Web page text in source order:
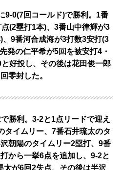
9-0(7回コールド)で勝利。1番
(2塁打1本)、3番山中律輝が3
9番河合成海が3打数3安打(3
発の仁平希が5回を被安打4・
好投し、その後は花田俊一郎
零封した。
勝利。3-2と1点リードで迎え
タイムリー、7番石井琉太のタ
朝陽のタイムリー2塁打、9番
から一挙6点を追加し、9-2と
太が6回2失点、その後は半沢